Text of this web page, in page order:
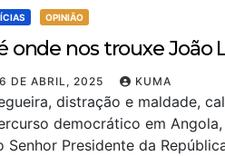
OPINIÃO
onde nos trouxe João
DE ABRIL, 2025 KUMA
distração e maldade,
democrático em
Senhor Presidente da